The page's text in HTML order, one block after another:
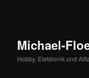
Michael-
Hobby, Elektronik und